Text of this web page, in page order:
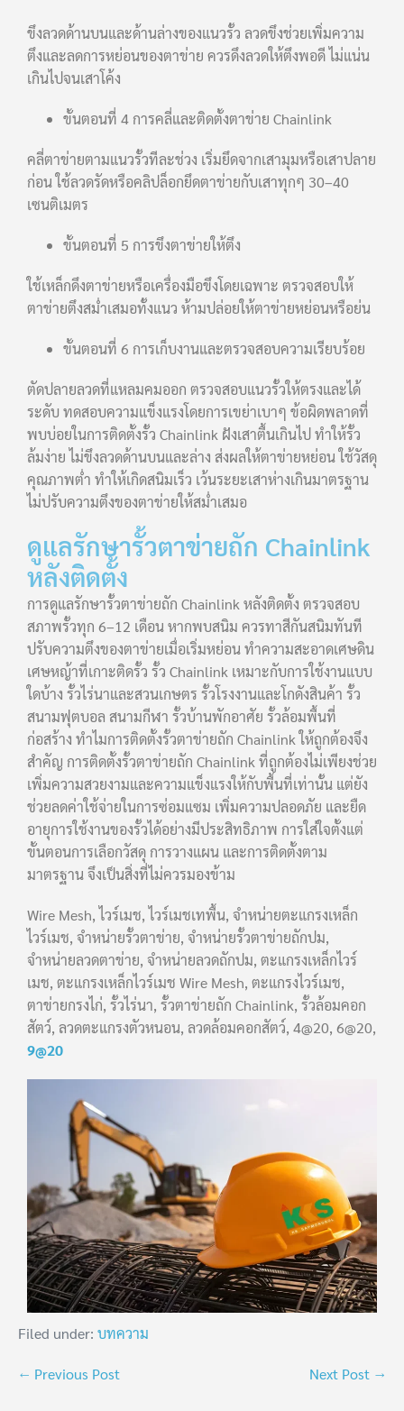
ขึงลวดด้านบนและด้านล่างของแนวรั้ว ลวดขึงช่วยเพิ่มความ
ตึงและลดการหย่อนของตาข่าย ควรดึงลวดให้ตึงพอดี ไม่แน่น
เกินไปจนเสาโค้ง
ขั้นตอนที่ 4 การคลี่และติดตั้งตาข่าย Chainlink
คลี่ตาข่ายตามแนวรั้วทีละช่วง เริ่มยึดจากเสามุมหรือเสาปลาย
ก่อน ใช้ลวดรัดหรือคลิปล็อกยึดตาข่ายกับเสาทุกๆ 30–40
เซนติเมตร
ขั้นตอนที่ 5 การขึงตาข่ายให้ตึง
ใช้เหล็กดึงตาข่ายหรือเครื่องมือขึงโดยเฉพาะ ตรวจสอบให้
ตาข่ายตึงสม่ำเสมอทั้งแนว ห้ามปล่อยให้ตาข่ายหย่อนหรือย่น
ขั้นตอนที่ 6 การเก็บงานและตรวจสอบความเรียบร้อย
ตัดปลายลวดที่แหลมคมออก ตรวจสอบแนวรั้วให้ตรงและได้
ระดับ ทดสอบความแข็งแรงโดยการเขย่าเบาๆ ข้อผิดพลาดที่
พบบ่อยในการติดตั้งรั้ว Chainlink ฝังเสาตื้นเกินไป ทำให้รั้ว
ล้มง่าย ไม่ขึงลวดด้านบนและล่าง ส่งผลให้ตาข่ายหย่อน ใช้วัสดุ
คุณภาพต่ำ ทำให้เกิดสนิมเร็ว เว้นระยะเสาห่างเกินมาตรฐาน
ไม่ปรับความตึงของตาข่ายให้สม่ำเสมอ
ดูแลรักษารั้วตาข่ายถัก Chainlink
หลังติดตั้ง
การดูแลรักษารั้วตาข่ายถัก Chainlink หลังติดตั้ง ตรวจสอบ
สภาพรั้วทุก 6–12 เดือน หากพบสนิม ควรทาสีกันสนิมทันที
ปรับความตึงของตาข่ายเมื่อเริ่มหย่อน ทำความสะอาดเศษดิน
เศษหญ้าที่เกาะติดรั้ว รั้ว Chainlink เหมาะกับการใช้งานแบบ
ใดบ้าง รั้วไร่นาและสวนเกษตร รั้วโรงงานและโกดังสินค้า รั้ว
สนามฟุตบอล สนามกีฬา รั้วบ้านพักอาศัย รั้วล้อมพื้นที่
ก่อสร้าง ทำไมการติดตั้งรั้วตาข่ายถัก Chainlink ให้ถูกต้องจึง
สำคัญ การติดตั้งรั้วตาข่ายถัก Chainlink ที่ถูกต้องไม่เพียงช่วย
เพิ่มความสวยงามและความแข็งแรงให้กับพื้นที่เท่านั้น แต่ยัง
ช่วยลดค่าใช้จ่ายในการซ่อมแซม เพิ่มความปลอดภัย และยืด
อายุการใช้งานของรั้วได้อย่างมีประสิทธิภาพ การใส่ใจตั้งแต่
ขั้นตอนการเลือกวัสดุ การวางแผน และการติดตั้งตาม
มาตรฐาน จึงเป็นสิ่งที่ไม่ควรมองข้าม
Wire Mesh, ไวร์เมช, ไวร์เมชเทพื้น, จำหน่ายตะแกรงเหล็ก
ไวร์เมช, จำหน่ายรั้วตาข่าย, จำหน่ายรั้วตาข่ายถักปม,
จำหน่ายลวดตาข่าย, จำหน่ายลวดถักปม, ตะแกรงเหล็กไวร์
เมช, ตะแกรงเหล็กไวร์เมช Wire Mesh, ตะแกรงไวร์เมช,
ตาข่ายกรงไก่, รั้วไร่นา, รั้วตาข่ายถัก Chainlink, รั้วล้อมคอก
สัตว์, ลวดตะแกรงตัวหนอน, ลวดล้อมคอกสัตว์, 4@20, 6@20,
9@20
Filed under: บทความ
← Previous Post Next Post →